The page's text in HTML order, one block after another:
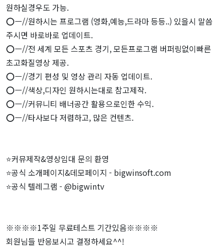
원하실경우도 가능.
⭕️ㅡ//원하시는 프로그램 (영화,예능,드라마 등등..) 있을시 말씀
주시면 바로바로 업데이트.
⭕️ㅡ//전 세계 모든 스포츠 경기, 모든프로그램 버퍼링없이빠른
초고화질영상 제공.
⭕️ㅡ//경기 편성 및 영상 관리 자동 업데이트.
⭕️ㅡ//색상,디자인 원하시는대로 참고제작.
⭕️ㅡ//커뮤니티 배너공간 활용으로인한 수익.
⭕️ㅡ//타사보다 저렴하고, 많은 컨텐츠.
⭐️커뮤제작&영상임대 문의 환영
⭐️공식 소개페이지&데모페이지 - bigwinsoft.com
⭐️공식 텔레그램 - @bigwintv
※※※※1주일 무료테스트 기간있음※※※※
회원님들 반응보시고 결정하세요^^!